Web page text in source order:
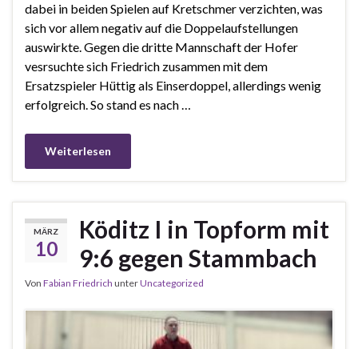
dabei in beiden Spielen auf Kretschmer verzichten, was
sich vor allem negativ auf die Doppelaufstellungen
auswirkte. Gegen die dritte Mannschaft der Hofer
vesrsuchte sich Friedrich zusammen mit dem
Ersatzspieler Hüttig als Einserdoppel, allerdings wenig
erfolgreich. So stand es nach …
Weiterlesen
MÄRZ
10
Köditz I in Topform mit
9:6 gegen Stammbach
Von Fabian Friedrich unterUncategorized